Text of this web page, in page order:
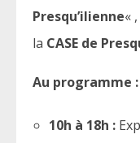
Presqu’ilienne«
la CASE de
Au programme :
10h à 18h :